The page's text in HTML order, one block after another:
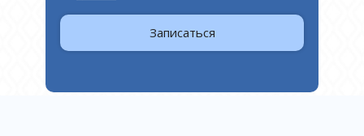
Записаться